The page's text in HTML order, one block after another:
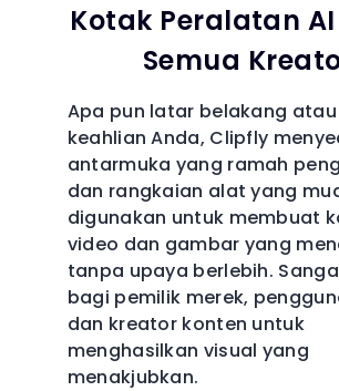
Kotak Peralatan
Semua
Apa pun latar belakang
keahlian Anda, Clipfly
antarmuka yang ramah
dan rangkaian alat yang
digunakan untuk membuat
video dan gambar yang
tanpa upaya berlebih.
bagi pemilik merek,
dan kreator konten untuk
menghasilkan visual yang
menakjubkan.